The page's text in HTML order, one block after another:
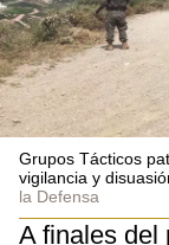
Grupos Tácticos
vigilancia y
la Defensa
A finales del